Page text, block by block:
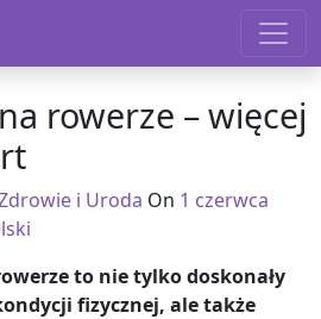
rowerze – więcej
i Uroda On 1 czerwca
to nie tylko doskonały
fizycznej, ale także